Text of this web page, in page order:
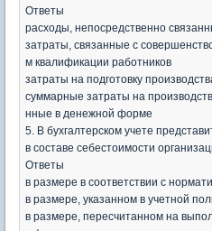
Ответы
расходы, непосредственно
затраты, связанные с
м квалификации работников
затраты на подготовку
суммарные затраты на
нные в денежной форме
5. В бухгалтерском учете
в составе себестоимости
Ответы
в размере в соответствии с
в размере, указанном в учетной
в размере, пересчитанном на